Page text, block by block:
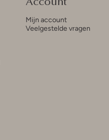
Mijn account
Veelgestelde vragen